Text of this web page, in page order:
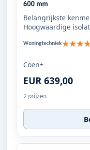
600 mm
Belangrijkste
Hoogwaardige
Woningtechniek
Coen+
EUR 639,00
2 prijzen